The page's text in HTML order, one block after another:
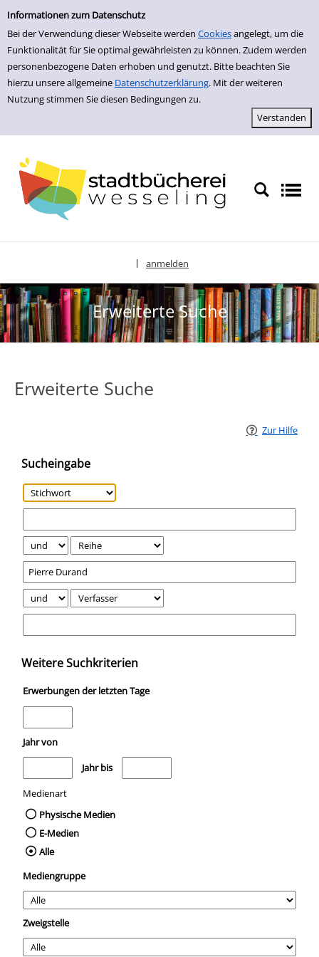
Informationen zum Datenschutz
Bei der Verwendung dieser Webseite werden Cookiesangelegt, um die
Funktionalität für Sie optimal gewährleisten zu können. Zudem werden
personenbezogene Daten erhoben und genutzt. Bitte beachten Sie
hierzu unsere allgemeine Datenschutzerklärung. Mit der weiteren
Nutzung stimmen Sie diesen Bedingungen zu.
zur Navigation springen
zum Inhalt springen
Zur erweiterten Suche springen
anmelden
Erweiterte Suche
Erweiterte Suche
Zur Hilfe
Sucheingabe
Weitere Suchkriterien
Erwerbungen der letzten Tage
Jahr von
Medien anzeigen, die nach dem Jahr veröffentlicht wurden
Jahr bis
Medienart
Physische Medien
E-Medien
Alle
Mediengruppe
Zweigstelle